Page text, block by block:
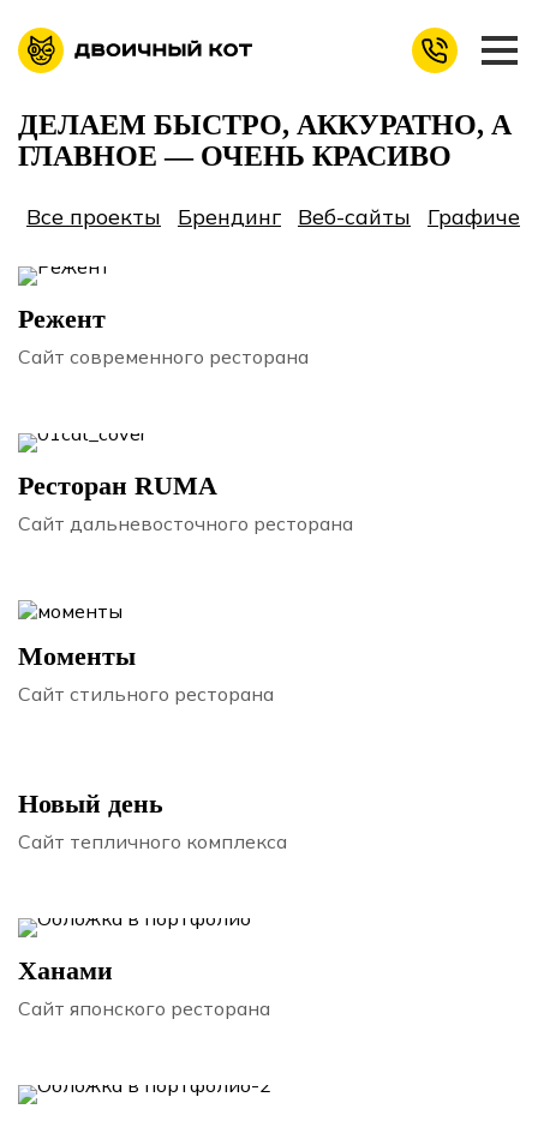
ДЕЛАЕМ БЫСТРО, АККУРАТНО, А
ГЛАВНОЕ — ОЧЕНЬ КРАСИВО
Все проекты Брендинг Веб-сайты
Режент
Сайт современного ресторана
Ресторан RUMA
Сайт дальневосточного ресторана
Моменты
Сайт стильного ресторана
Новый день
Сайт тепличного комплекса
Ханами
Сайт японского ресторана